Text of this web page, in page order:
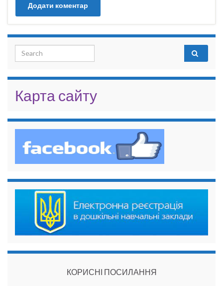
Search for:
Карта сайту
КОРИСНІ ПОСИЛАННЯ